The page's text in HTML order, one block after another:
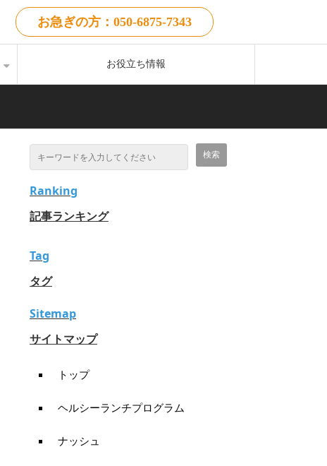
お急ぎの方：050-6875-7343
お役立ち情報
Ranking
記事ランキング
Tag
タグ
Sitemap
サイトマップ
トップ
ヘルシーランチプログラム
ナッシュ